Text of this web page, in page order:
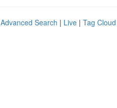
Advanced Search | Live | Tag Cloud